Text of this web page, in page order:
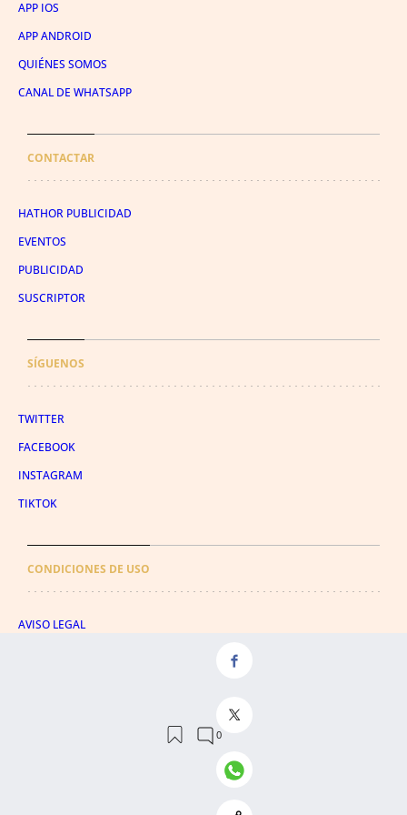
APP IOS
APP ANDROID
QUIÉNES SOMOS
CANAL DE WHATSAPP
CONTACTAR
HATHOR PUBLICIDAD
EVENTOS
PUBLICIDAD
SUSCRIPTOR
SÍGUENOS
TWITTER
FACEBOOK
INSTAGRAM
TIKTOK
CONDICIONES DE USO
AVISO LEGAL